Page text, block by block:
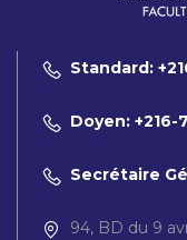
Standard:
Doyen: +216-
Secrétaire
94, BD du 9